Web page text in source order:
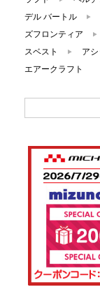
デル バートル
ズフロンティア
スベスト
ア
エアークラフト